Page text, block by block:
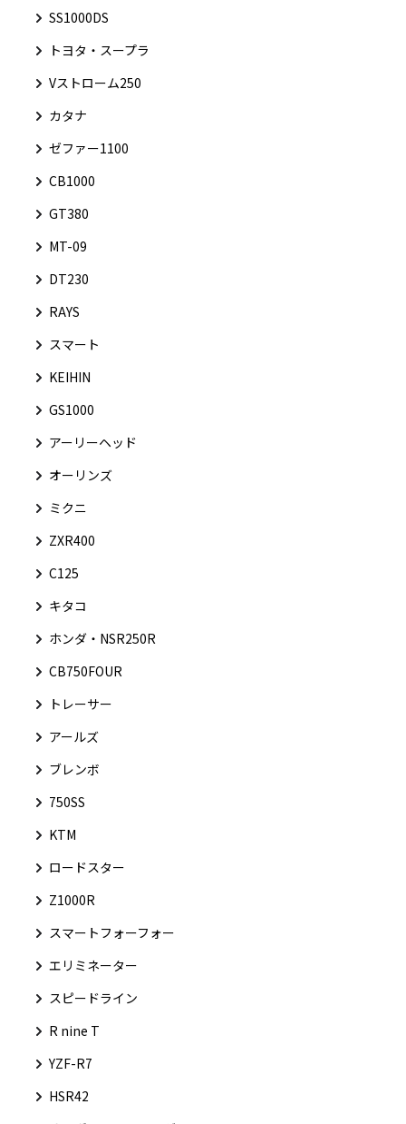
SS1000DS
トヨタ・スープラ
Vストローム250
カタナ
ゼファー1100
CB1000
GT380
MT-09
DT230
RAYS
スマート
KEIHIN
GS1000
アーリーヘッド
オーリンズ
ミクニ
ZXR400
C125
キタコ
ホンダ・NSR250R
CB750FOUR
トレーサー
アールズ
ブレンボ
750SS
KTM
ロードスター
Z1000R
スマートフォーフォー
エリミネーター
スピードライン
R nine T
YZF-R7
HSR42